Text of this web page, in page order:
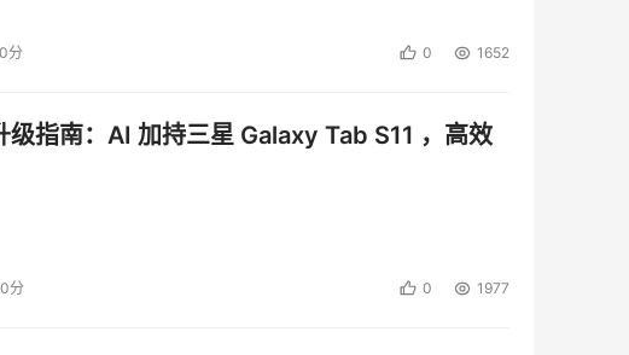
分 0 1652
级指南：AI 加持三星 Galaxy Tab S11 ，高效
分 0 1977